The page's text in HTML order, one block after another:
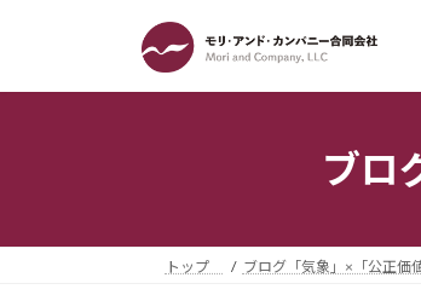
ッ
移
ブロ
トップ ブログ「気象」×「公正価